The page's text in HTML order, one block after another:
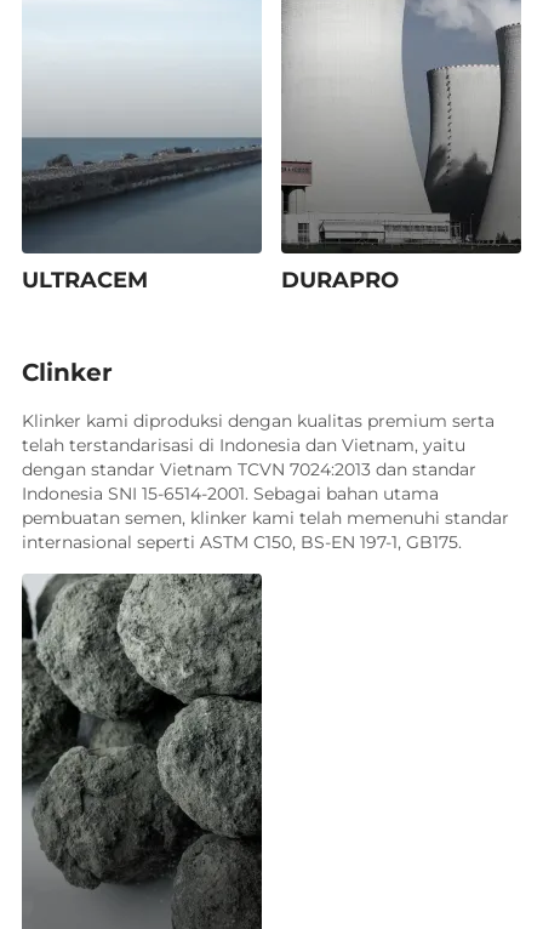
ULTRACEM DURAPRO
Clinker
Klinker kami diproduksi dengan kualitas premium serta
telah terstandarisasi di Indonesia dan Vietnam, yaitu
dengan standar Vietnam TCVN 7024:2013 dan standar
Indonesia SNI 15-6514-2001. Sebagai bahan utama
pembuatan semen, klinker kami telah memenuhi standar
internasional seperti ASTM C150, BS-EN 197-1, GB175.